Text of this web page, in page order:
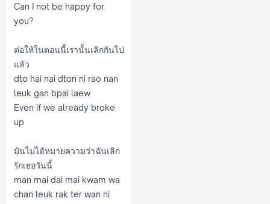
Can I not be happy for
you?
ต่อให้ในตอนนี้เรานั้นเลิกกันไป
แล้ว
dto hai nai dton ni rao nan
leuk gan bpai laew
Even if we already broke
up
มันไม่ได้หมายความว่าฉันเลิก
รักเธอวันนี้
man mai dai mai kwam wa
chan leuk rak ter wan ni